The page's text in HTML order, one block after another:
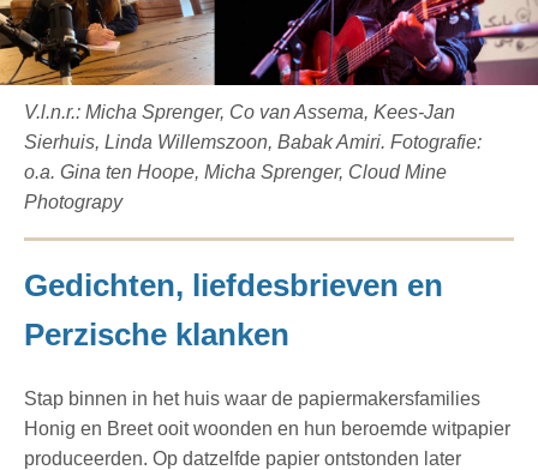
V.l.n.r.: Micha Sprenger, Co van Assema, Kees-Jan
Sierhuis, Linda Willemszoon, Babak Amiri. Fotografie:
o.a. Gina ten Hoope, Micha Sprenger, Cloud Mine
Photograpy
Gedichten, liefdesbrieven en
Perzische klanken
Stap binnen in het huis waar de papiermakersfamilies
Honig en Breet ooit woonden en hun beroemde witpapier
produceerden. Op datzelfde papier ontstonden later